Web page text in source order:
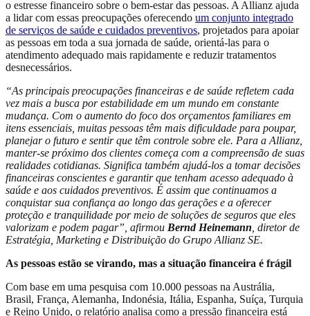
o estresse financeiro sobre o bem-estar das pessoas. A Allianz ajuda
a lidar com essas preocupações oferecendo um conjunto integrado
de serviços de saúde e cuidados preventivos, projetados para apoiar
as pessoas em toda a sua jornada de saúde, orientá-las para o
atendimento adequado mais rapidamente e reduzir tratamentos
desnecessários.
“As principais preocupações financeiras e de saúde refletem cada
vez mais a busca por estabilidade em um mundo em constante
mudança. Com o aumento do foco dos orçamentos familiares em
itens essenciais, muitas pessoas têm mais dificuldade para poupar,
planejar o futuro e sentir que têm controle sobre ele. Para a Allianz,
manter-se próximo dos clientes começa com a compreensão de suas
realidades cotidianas. Significa também ajudá-los a tomar decisões
financeiras conscientes e garantir que tenham acesso adequado à
saúde e aos cuidados preventivos. É assim que continuamos a
conquistar sua confiança ao longo das gerações e a oferecer
proteção e tranquilidade por meio de soluções de seguros que eles
valorizam e podem pagar”, afirmou Bernd Heinemann, diretor de
Estratégia, Marketing e Distribuição do Grupo Allianz SE.
As pessoas estão se virando, mas a situação financeira é frágil
Com base em uma pesquisa com 10.000 pessoas na Austrália,
Brasil, França, Alemanha, Indonésia, Itália, Espanha, Suíça, Turquia
e Reino Unido, o relatório analisa como a pressão financeira está